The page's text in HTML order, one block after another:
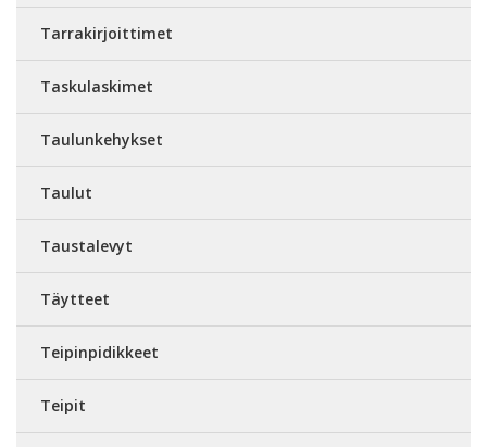
Tarrakirjoittimet
Taskulaskimet
Taulunkehykset
Taulut
Taustalevyt
Täytteet
Teipinpidikkeet
Teipit